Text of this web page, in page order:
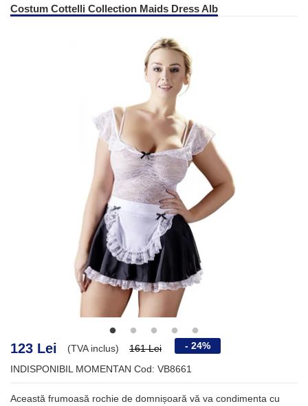
Costum Cottelli Collection Maids Dress Alb
123 Lei (TVA inclus) 161 Lei - 24%
INDISPONIBIL MOMENTAN Cod: VB8661
Această frumoasă rochie de domnișoară vă va condimenta cu